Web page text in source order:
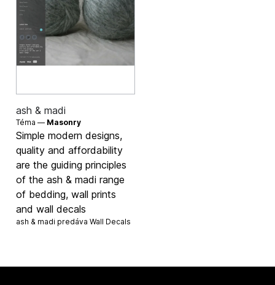
ash & madi
Téma — Masonry
Simple modern designs,
quality and affordability
are the guiding principles
of the ash & madi range
of bedding, wall prints
and wall decals
ash & madi predávaWall Decals